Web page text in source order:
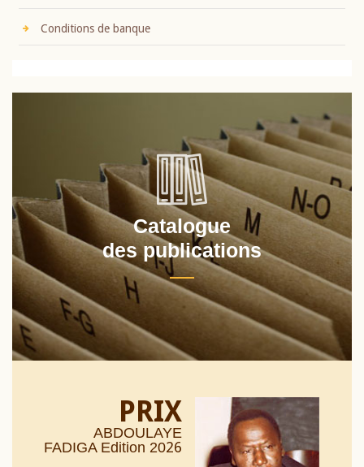
Conditions de banque
Catalogue
des publications
PRIX
ABDOULAYE
FADIGA Edition 2026